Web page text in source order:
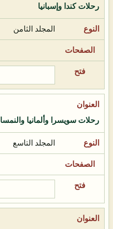
رحلات كندا وإسبانيا
المجلد الثامن
رحلات سويسرا وألمانيا والنمسا
المجلد التاسع